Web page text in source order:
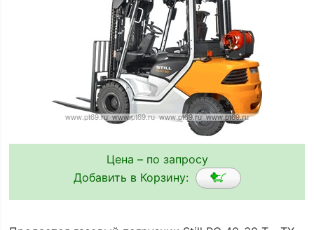
Цена – по запросу
Добавить в Корзину: